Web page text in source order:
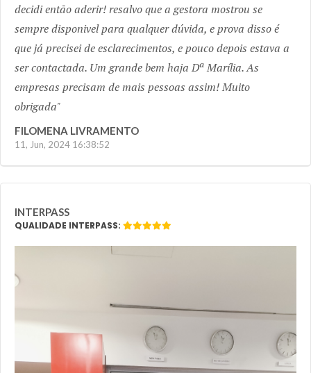
decidi então aderir! resalvo que a gestora mostrou se
sempre disponivel para qualquer dúvida, e prova disso é
que já precisei de esclarecimentos, e pouco depois estava a
ser contactada. Um grande bem haja Dª Marília. As
empresas precisam de mais pessoas assim! Muito
obrigada
FILOMENA LIVRAMENTO
11, Jun, 2024 16:38:52
INTERPASS
QUALIDADE INTERPASS: